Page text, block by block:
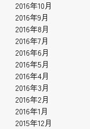
2016年10月
2016年9月
2016年8月
2016年7月
2016年6月
2016年5月
2016年4月
2016年3月
2016年2月
2016年1月
2015年12月